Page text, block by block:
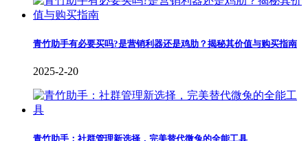
青竹助手有必要买吗?是营销利器还是鸡肋？揭秘其价值与购买指南
2025-2-20
青竹助手：社群管理新选择，完美替代微兔的全能工具